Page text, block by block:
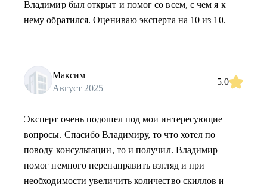
Владимир был открыт и помог со всем, с чем я к
нему обратился. Оцениваю эксперта на 10 из 10.
Максим
Август 2025
5.0
Эксперт очень подошел под мои интересующие
вопросы. Спасибо Владимиру, то что хотел по
поводу консультации, то и получил. Владимир
помог немного перенаправить взгляд и при
необходимости увеличить количество скиллов и